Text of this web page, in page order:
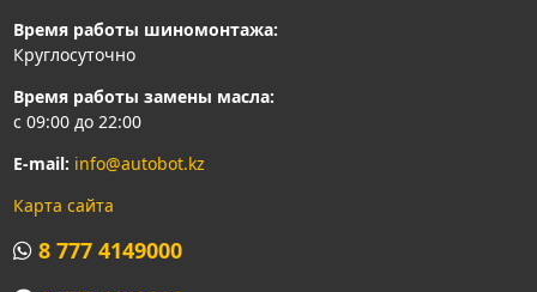
Время работы шиномонтажа:
Круглосуточно
Время работы замены масла:
с 09:00 до 22:00
E-mail: info@autobot.kz
Карта сайта
8 777 4149000